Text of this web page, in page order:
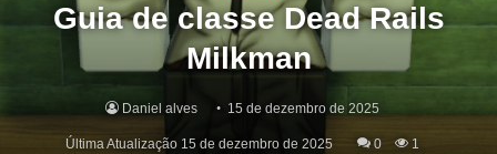
Guia de classe Dead Rails
Milkman
Daniel alves 15 de dezembro de 2025
Última Atualização 15 de dezembro de 2025 0 1